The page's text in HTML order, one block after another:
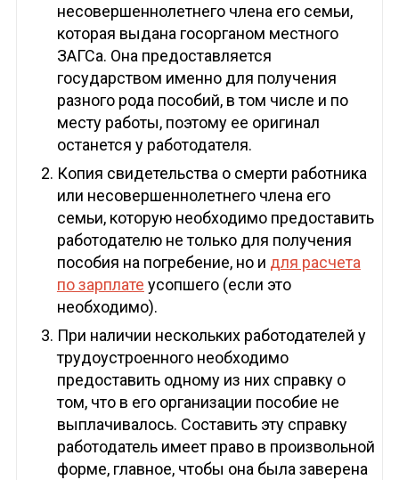
несовершеннолетнего члена его семьи,
которая выдана госорганом местного
ЗАГСа. Она предоставляется
государством именно для получения
разного рода пособий, в том числе и по
месту работы, поэтому ее оригинал
останется у работодателя.
Копия свидетельства о смерти работника
или несовершеннолетнего члена его
семьи, которую необходимо предоставить
работодателю не только для получения
пособия на погребение, но и для расчета
по зарплате усопшего (если это
необходимо).
При наличии нескольких работодателей у
трудоустроенного необходимо
предоставить одному из них справку о
том, что в его организации пособие не
выплачивалось. Составить эту справку
работодатель имеет право в произвольной
форме, главное, чтобы она была заверена